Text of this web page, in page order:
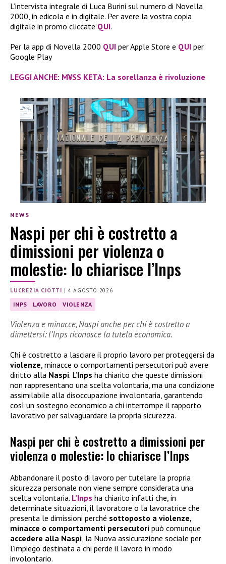
L’intervista integrale di Luca Burini sul numero di Novella
2000, in edicola e in digitale. Per avere la vostra copia
digitale in promo cliccate QUI.
Per la app di Novella 2000 QUI per Apple Store e QUI per
Google Play
LEGGI ANCHE: M¥SS KETA: La sorellanza è rivoluzione
NEWS
Naspi per chi è costretto a
dimissioni per violenza o
molestie: lo chiarisce l’Inps
LUCREZIA CIOTTI |4 AGOSTO 2026
INPS LAVORO VIOLENZA
Violenza e minacce, Naspi anche per chi è costretto a
dimettersi: l’Inps riconosce la tutela economica.
Chi è costretto a lasciare il proprio lavoro per proteggersi da
violenze, minacce o comportamenti persecutori può avere
diritto alla Naspi. L’Inps ha chiarito che queste dimissioni
non rappresentano una scelta volontaria, ma una condizione
assimilabile alla disoccupazione involontaria, garantendo
così un sostegno economico a chi interrompe il rapporto
lavorativo per salvaguardare la propria sicurezza.
Naspi per chi è costretto a dimissioni per
violenza o molestie: lo chiarisce l’Inps
Abbandonare il posto di lavoro per tutelare la propria
sicurezza personale non viene sempre considerata una
scelta volontaria. L’Inps ha chiarito infatti che, in
determinate situazioni, il lavoratore o la lavoratrice che
presenta le dimissioni perché sottoposto a violenze,
minacce o comportamenti persecutori può comunque
accedere alla Naspi , la Nuova assicurazione sociale per
l’impiego destinata a chi perde il lavoro in modo
involontario.